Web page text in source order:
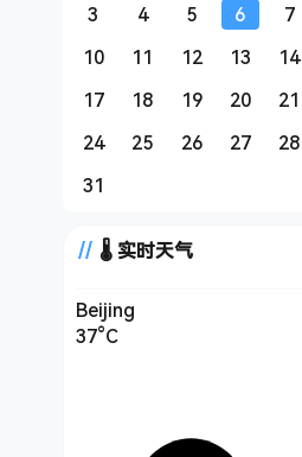
3
4 5 6 7
10
11 12 13 14
17
18 19 20 21
24
25 26 27 28
31
🌡️ 实时天气
Beijing
37°C